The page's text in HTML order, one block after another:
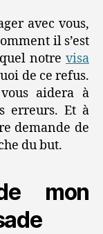
avec vous,
il s’est
notre visa
de ce refus.
aidera à
erreurs. Et à
demande de
du but.
mon